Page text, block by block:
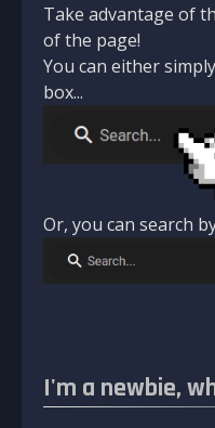
Take advantage of
of the page!
You can either
box...
Or, you can search
I'm a newbie,